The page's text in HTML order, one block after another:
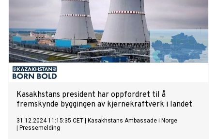
Kasakhstans president har oppfordret til å
fremskynde byggingen av kjernekraftverk i landet
31.12.2024 11:15:35 CET
Kasakhstans Ambassade i Norge
Pressemelding